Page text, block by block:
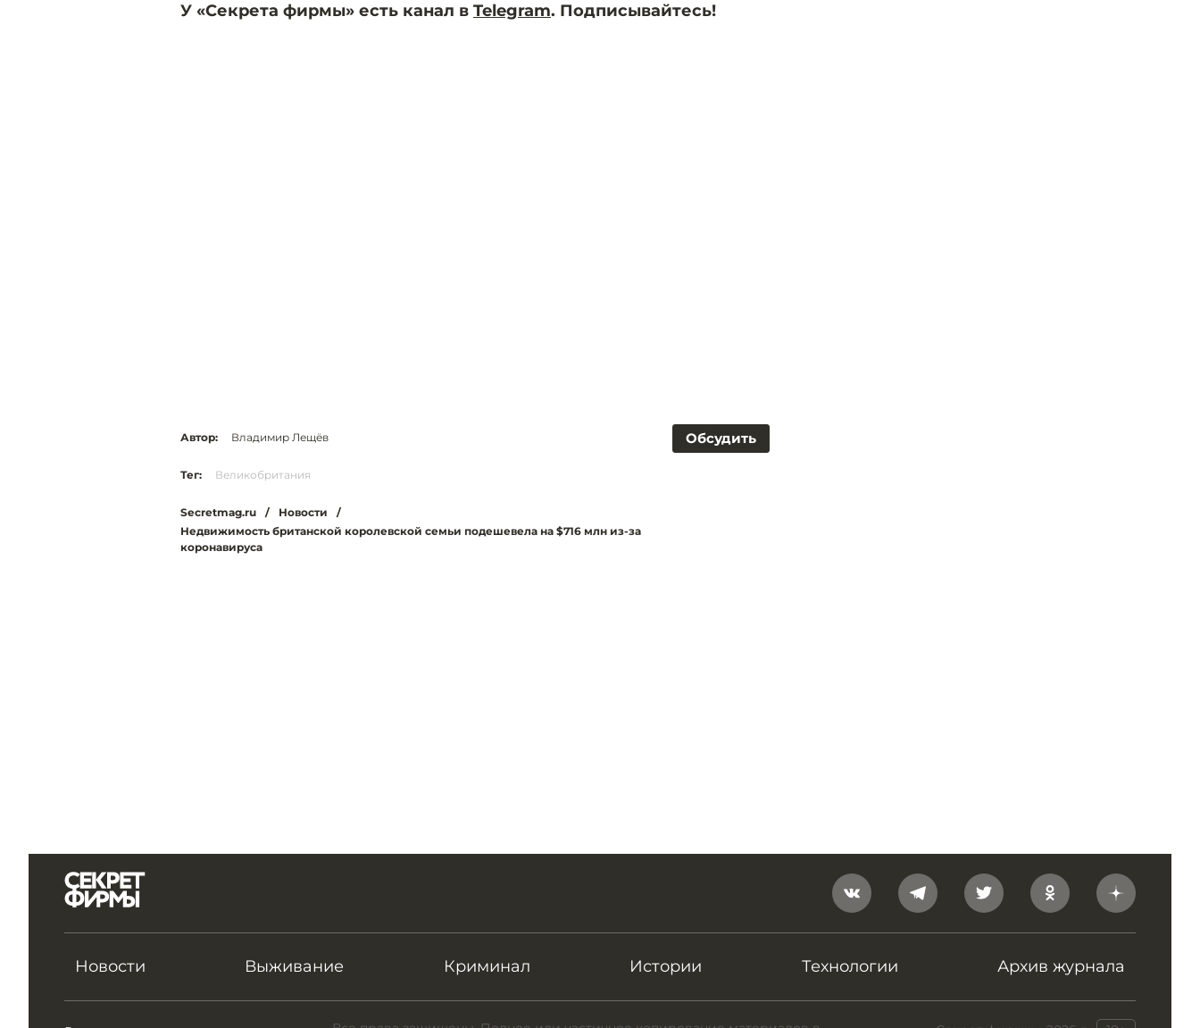
У «Секрета фирмы» есть канал в Telegram. Подписывайтесь!
Обсудить
Автор: Владимир Лещёв
Тег: Великобритания
Secretmag.ru / Новости
/
Недвижимость британской королевской семьи подешевела на $716 млн из-за
коронавируса
Новости Выживание Криминал Истории Технологии Архив журнала